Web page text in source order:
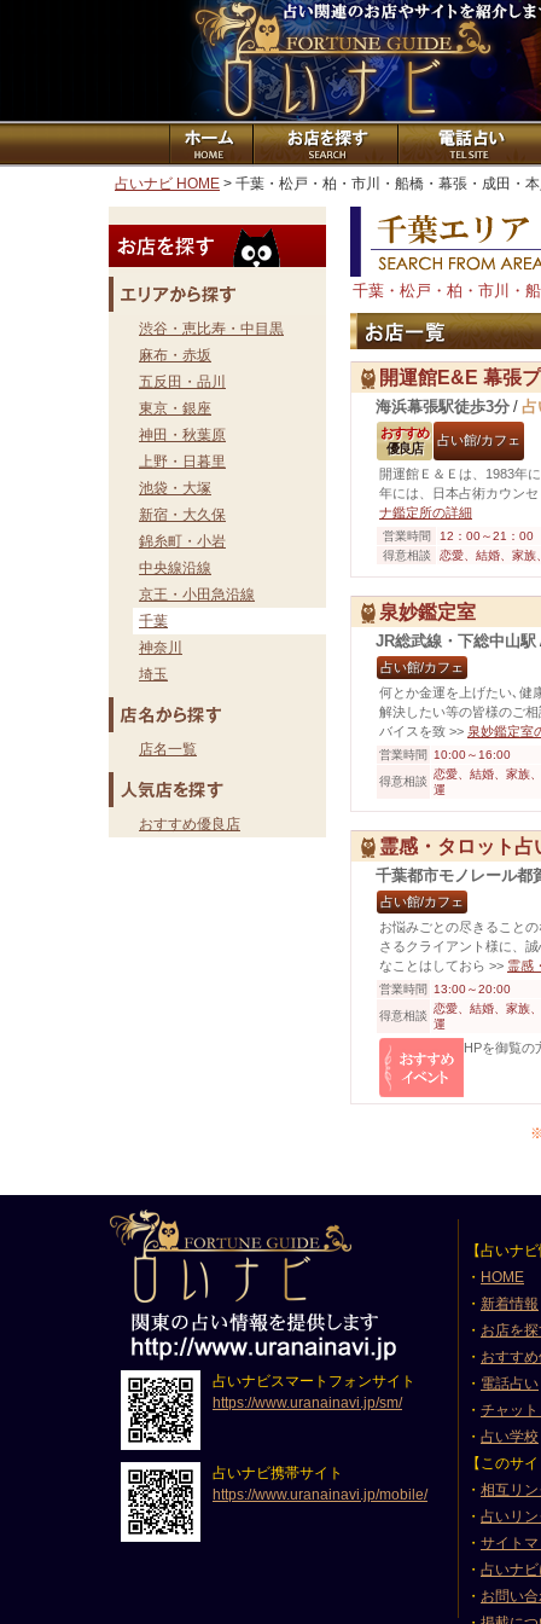
占いナビ HOME > 千葉・松戸・柏・市川・船橋・幕張・成田・
渋谷・恵比寿・中目黒
麻布・赤坂
五反田・品川
東京・銀座
神田・秋葉原
上野・日暮里
池袋・大塚
新宿・大久保
錦糸町・小岩
中央線沿線
京王・小田急沿線
千葉
神奈川
埼玉
店名一覧
おすすめ優良店
千葉・松戸・柏・市川・
開運館E&E 幕張
海浜幕張駅徒歩3分 / 占
おすすめ
優良店
占い館/カフェ
開運館Ｅ＆Ｅは、1983年
年には、日本占術カウン
ナ鑑定所の詳細
営業時間
12：00～21：00
得意相談
恋愛、結婚、家族
泉妙鑑定室
JR総武線・下総中山駅
占い館/カフェ
何とか金運を上げたい､健
解決したい等の皆様のご
バイスを致 >> 泉妙鑑定室
営業時間
10:00～16:00
得意相談
恋愛、結婚、家族
運
霊感・タロット
千葉都市モノレール都
占い館/カフェ
お悩みごとの尽きること
さるクライアント様に、
なことはしておら >> 霊感
営業時間
13:00～20:00
得意相談
恋愛、結婚、家族
運
HPを御覧の
※
占いナビスマートフォンサイト
https://www.uranainavi.jp/sm/
占いナビ携帯サイト
https://www.uranainavi.jp/mobile/
【占いナ
・ HOME
・ 新着情報
・ お店を
・ おすす
・ 電話占い
・ チャッ
・ 占い学校
【このサ
・ 相互リ
・ 占いリ
・ サイト
・ 占いナ
・ お問い